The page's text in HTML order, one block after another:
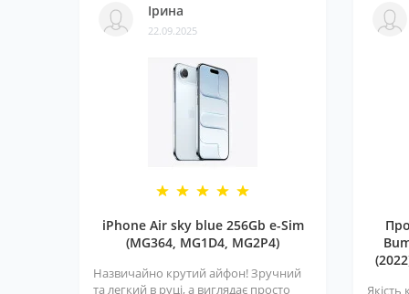
Ірина
22.09.2025
iPhone Air sky blue 256Gb e-Sim
(MG364, MG1D4, MG2P4)
Назвичайно крутий айфон! Зручний
та легкий в руці, а виглядає просто
Якість